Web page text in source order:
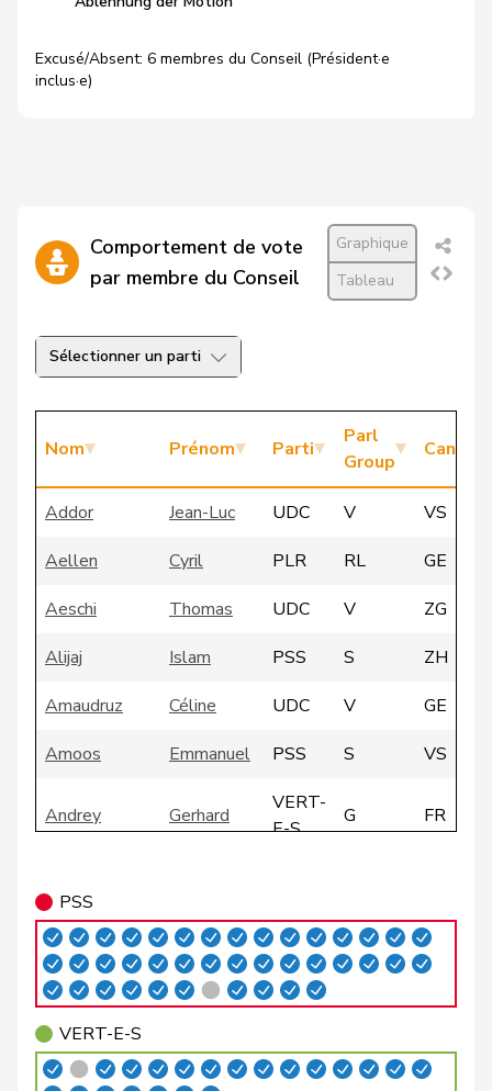
Excusé/Absent: 6 membres du Conseil (Président·e
inclus·e)
Comportement de vote
par membre du Conseil
Graphique
Tableau
Sélectionner un parti
Nom Prénom Parti
Parl
Group
Canton
Addor Jean-Luc UDC V
VS
Aellen
Cyril PLR RL
GE
Aeschi
Thomas UDC V
ZG
Alijaj
Islam PSS S
ZH
Amaudruz
Céline UDC V
GE
Amoos
Emmanuel PSS S VS
Andrey Gerhard
VERT-
E-S
G FR
Badertscher
Badran Jacqueline PSS S
ZH
Bally
Maya Centre M-E
AG
Balmer
Bettina PLR RL
ZH
PSS
VERT-E-S